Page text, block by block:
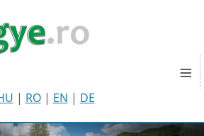
≡
| RO| EN | DE